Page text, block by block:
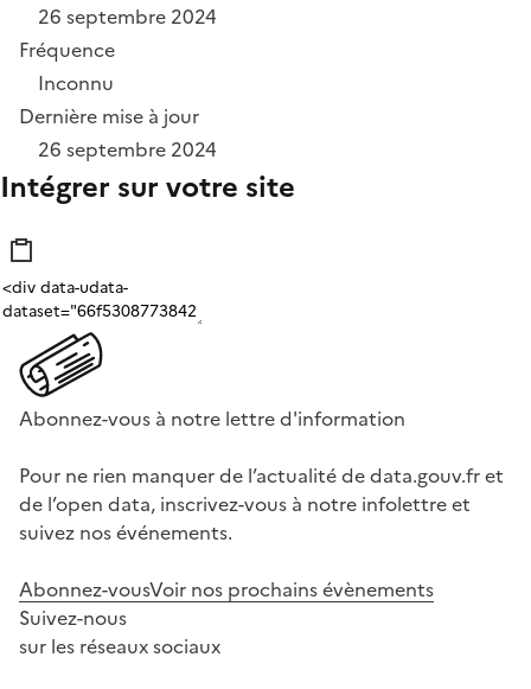
26 septembre 2024
Fréquence
Inconnu
Dernière mise à jour
26 septembre 2024
Intégrer sur votre site
Abonnez-vous à notre lettre d'information
Pour ne rien manquer de l’actualité de data.gouv.fr et
de l’open data, inscrivez-vous à notre infolettre et
suivez nos événements.
Abonnez-vousVoir nos prochains évènements
Suivez-nous
sur les réseaux sociaux